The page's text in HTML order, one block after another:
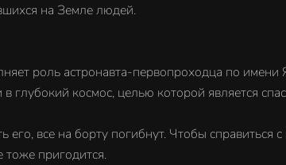
на Земле людей.
роль астронавта-первопроходца по имени
космос, целью которой является
все на борту погибнут. Чтобы справиться
пригодится.